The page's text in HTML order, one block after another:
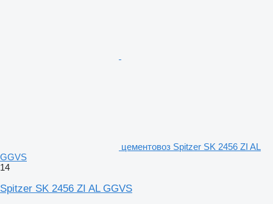
цементовоз Spitzer SK 2456 ZI AL
GGVS
14
Spitzer SK 2456 ZI AL GGVS